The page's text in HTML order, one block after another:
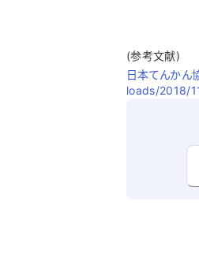
れました
いないた
は高齢で
す。通院は
待ち時間
は近くに
が常駐し
検査が母
し、現在
能で、食
べきか、
(参考文献)
日本てんか
loads/2018/